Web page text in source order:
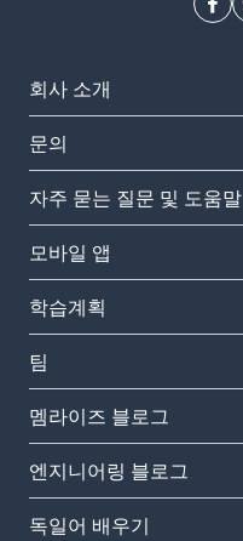
회사 소개
문의
자주 묻는 질문 및 도움말
모바일 앱
학습계획
팀
멤라이즈 블로그
엔지니어링 블로그
독일어 배우기